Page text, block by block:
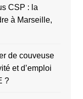
CSP : la
à Marseille,
de couveuse
et d’emploi
?